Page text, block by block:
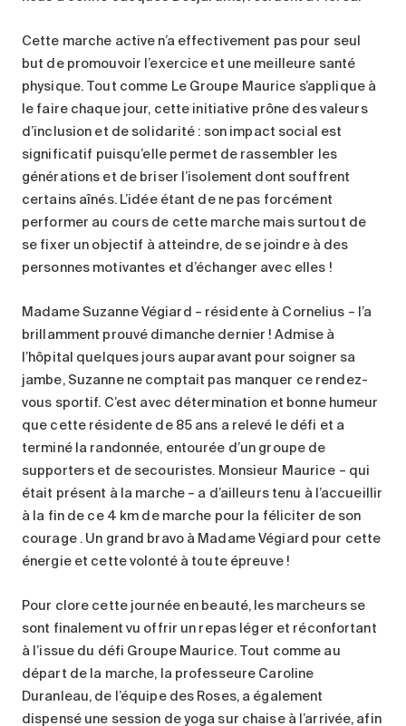
Cette marche active n’a effectivement pas pour seul
but de promouvoir l’exercice et une meilleure santé
physique. Tout comme Le Groupe Maurice s’applique à
le faire chaque jour, cette initiative prône des valeurs
d’inclusion et de solidarité : son impact social est
significatif puisqu’elle permet de rassembler les
générations et de briser l’isolement dont souffrent
certains aînés. L’idée étant de ne pas forcément
performer au cours de cette marche mais surtout de
se fixer un objectif à atteindre, de se joindre à des
personnes motivantes et d’échanger avec elles !
Madame Suzanne Végiard – résidente à Cornelius – l’a
brillamment prouvé dimanche dernier ! Admise à
l’hôpital quelques jours auparavant pour soigner sa
jambe, Suzanne ne comptait pas manquer ce rendez-
vous sportif. C’est avec détermination et bonne humeur
que cette résidente de 85 ans a relevé le défi et a
terminé la randonnée, entourée d’un groupe de
supporters et de secouristes. Monsieur Maurice – qui
était présent à la marche – a d’ailleurs tenu à l’accueillir
à la fin de ce 4 km de marche pour la féliciter de son
courage . Un grand bravo à Madame Végiard pour cette
énergie et cette volonté à toute épreuve !
Pour clore cette journée en beauté, les marcheurs se
sont finalement vu offrir un repas léger et réconfortant
à l’issue du défi Groupe Maurice. Tout comme au
départ de la marche, la professeure Caroline
Duranleau, de l’équipe des Roses, a également
dispensé une session de yoga sur chaise à l’arrivée, afin